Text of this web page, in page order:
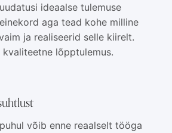
ideaalse tulemuse
aga tead kohe milline
ja realiseerid selle kiirelt.
lõpptulemus.
võib enne reaalselt tööga